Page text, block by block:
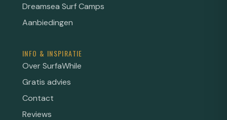
Dreamsea Surf Camps
Aanbiedingen
INFO & INSPIRATIE
Over SurfaWhile
Gratis advies
Contact
Reviews